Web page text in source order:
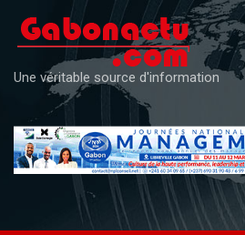
content
Une véritable source d'information